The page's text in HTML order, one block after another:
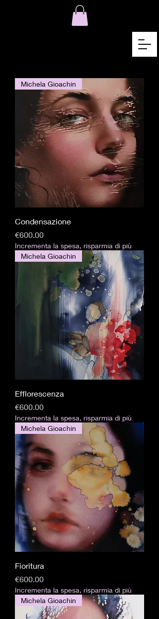
Michela Gioachin
Condensazione
価格
€600.00
Incrementa la spesa, risparmia di più
Michela Gioachin
Efflorescenza
価格
€600.00
Incrementa la spesa, risparmia di più
Michela Gioachin
Fioritura
価格
€600.00
Incrementa la spesa, risparmia di più
Michela Gioachin